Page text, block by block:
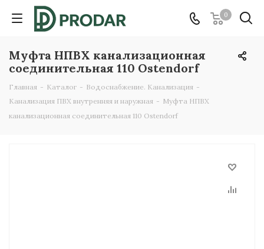
0
Муфта НПВХ канализационная
соединительная 110 Ostendorf
Главная - Каталог - Водоснабжение. Канализация -
Канализация ПВХ внутренняя и наружная - Муфта НПВХ
канализационная соединительная 110 Ostendorf